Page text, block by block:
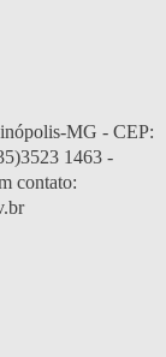
MG - CEP:
1463 -
contato: